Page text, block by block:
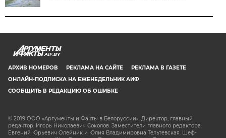
AIF.BY
АРХИВ НОМЕРОВ РЕКЛАМА НА САЙТЕ
РЕКЛАМА В ГАЗЕТЕ
ОНЛАЙН-ПОДПИСКА НА ЕЖЕНЕДЕЛЬНИК АИФ
СООБЩИТЬ В РЕДАКЦИЮ ОБ ОШИБКЕ
© 2019 ООО «Аргументы и Факты в Белоруссии». Директор, главный
редактор: Игорь Николаевич Соколов. Заместители главного редактора:
Евгений Юрьевич Олейник и Юлия Владимировна Тельтевская. Шеф-